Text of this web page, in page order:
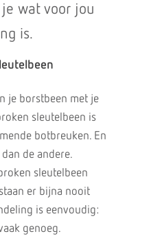
wat voor jou
is.
je borstbeen met je
sleutelbeen is
botbreuken. En
de andere.
sleutelbeen
er bijna nooit
is eenvoudig:
genoeg.